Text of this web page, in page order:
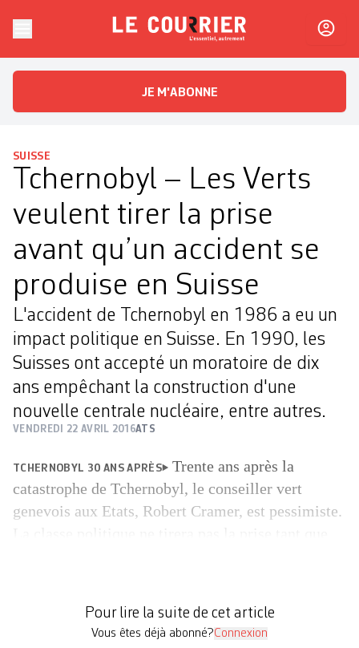
Le CourrierL'essentiel, autrement
JE M'ABONNE
SUISSE
Tchernobyl – Les Verts
veulent tirer la prise
avant qu’un accident se
produise en Suisse
L'accident de Tchernobyl en 1986 a eu un
impact politique en Suisse. En 1990, les
Suisses ont accepté un moratoire de dix
ans empêchant la construction d'une
nouvelle centrale nucléaire, entre autres.
VENDREDI 22 AVRIL 2016ATS
TCHERNOBYL 30 ANS APRÈS
Trente ans après la
catastrophe de Tchernobyl, le conseiller vert
genevois aux Etats, Robert Cramer, est pessimiste.
Tchernobyl, le Parti écologiste suisse est celui […]
Pour lire la suite de cet article
Vous êtes déjà abonné?Connexion